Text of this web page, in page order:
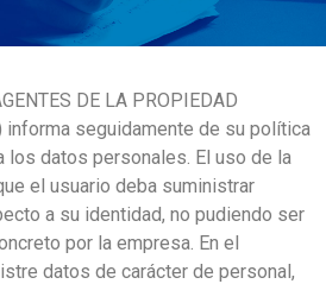
DE LA PROPIEDAD
informa seguidamente de su política
los datos personales. El uso de la
el usuario deba suministrar
a su identidad, no pudiendo ser
por la empresa. En el
datos de carácter de personal,